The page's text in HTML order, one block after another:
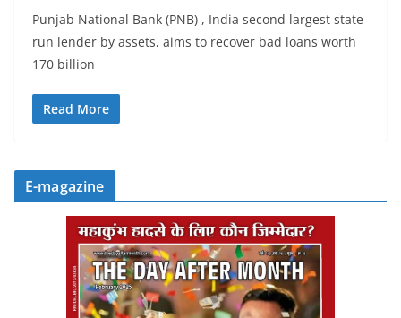
Punjab National Bank (PNB) , India second largest state-
run lender by assets, aims to recover bad loans worth
170 billion
Read More
E-magazine